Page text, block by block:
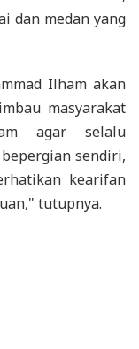
dan medan yang
Ilham akan
masyarakat
agar selalu
sendiri,
kearifan
tutupnya.